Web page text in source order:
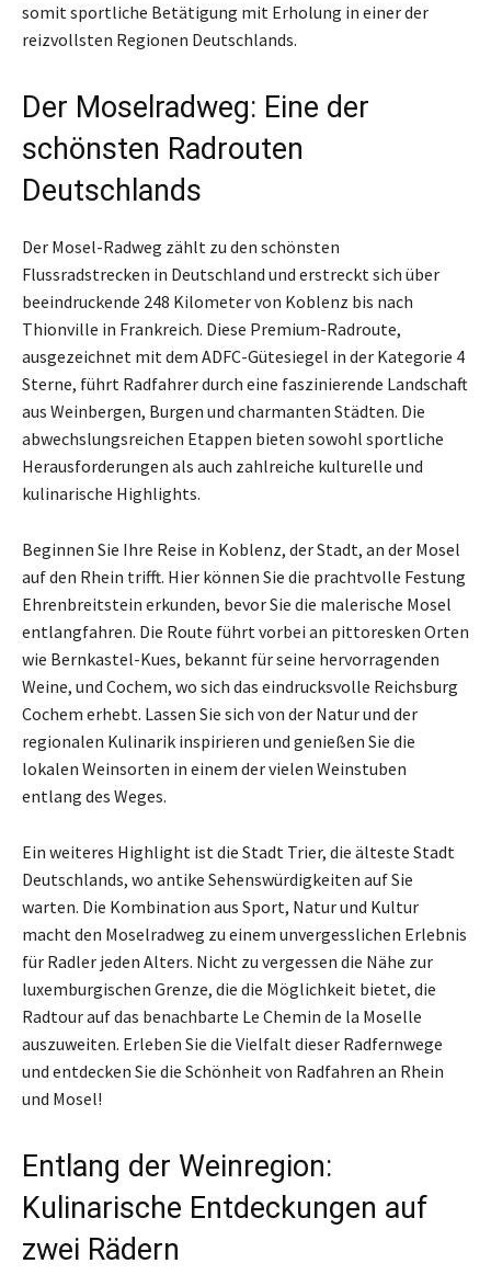
somit sportliche Betätigung mit Erholung in einer der
reizvollsten Regionen Deutschlands.
Der Moselradweg: Eine der
schönsten Radrouten
Deutschlands
Der Mosel-Radweg zählt zu den schönsten
Flussradstrecken in Deutschland und erstreckt sich über
beeindruckende 248 Kilometer von Koblenz bis nach
Thionville in Frankreich. Diese Premium-Radroute,
ausgezeichnet mit dem ADFC-Gütesiegel in der Kategorie 4
Sterne, führt Radfahrer durch eine faszinierende Landschaft
aus Weinbergen, Burgen und charmanten Städten. Die
abwechslungsreichen Etappen bieten sowohl sportliche
Herausforderungen als auch zahlreiche kulturelle und
kulinarische Highlights.
Beginnen Sie Ihre Reise in Koblenz, der Stadt, an der Mosel
auf den Rhein trifft. Hier können Sie die prachtvolle Festung
Ehrenbreitstein erkunden, bevor Sie die malerische Mosel
entlangfahren. Die Route führt vorbei an pittoresken Orten
wie Bernkastel-Kues, bekannt für seine hervorragenden
Weine, und Cochem, wo sich das eindrucksvolle Reichsburg
Cochem erhebt. Lassen Sie sich von der Natur und der
regionalen Kulinarik inspirieren und genießen Sie die
lokalen Weinsorten in einem der vielen Weinstuben
entlang des Weges.
Ein weiteres Highlight ist die Stadt Trier, die älteste Stadt
Deutschlands, wo antike Sehenswürdigkeiten auf Sie
warten. Die Kombination aus Sport, Natur und Kultur
macht den Moselradweg zu einem unvergesslichen Erlebnis
für Radler jeden Alters. Nicht zu vergessen die Nähe zur
luxemburgischen Grenze, die die Möglichkeit bietet, die
Radtour auf das benachbarte Le Chemin de la Moselle
auszuweiten. Erleben Sie die Vielfalt dieser Radfernwege
und entdecken Sie die Schönheit von Radfahren an Rhein
und Mosel!
Entlang der Weinregion:
Kulinarische Entdeckungen auf
zwei Rädern